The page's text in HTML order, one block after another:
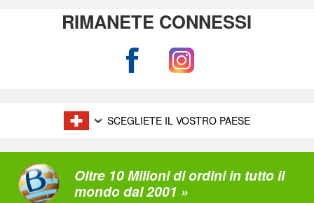
RIMANETE CONNESSI
SCEGLIETE IL VOSTRO PAESE
Oltre 10 Milioni di ordini in tutto il
mondo dal 2001 »